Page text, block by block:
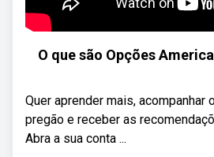
O que são Opções
Quer aprender mais, acompanhar
pregão e receber as
Abra a sua conta ...